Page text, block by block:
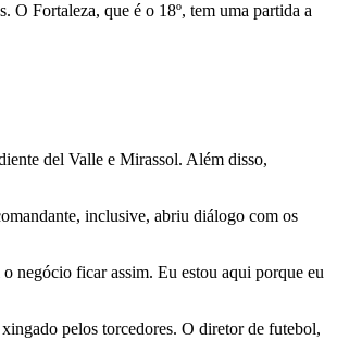
O Fortaleza, que é o 18º, tem uma partida a
del Valle e Mirassol. Além disso,
inclusive, abriu diálogo com os
negócio ficar assim. Eu estou aqui porque eu
pelos torcedores. O diretor de futebol,